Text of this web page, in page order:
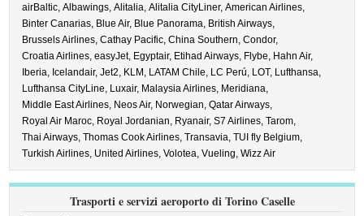
airBaltic,Albawings,Alitalia,Alitalia CityLiner,American Airlines,
Binter Canarias, Blue Air, Blue Panorama, British Airways,
Brussels Airlines,Cathay Pacific,China Southern,Condor,
Croatia Airlines,easyJet, Egyptair, Etihad Airways, Flybe, Hahn Air,
Iberia, Icelandair,Jet2, KLM, LATAM Chile, LC Perú, LOT, Lufthansa,
Lufthansa CityLine, Luxair, Malaysia Airlines, Meridiana,
Middle East Airlines, Neos Air, Norwegian,Qatar Airways,
Royal Air Maroc, Royal Jordanian, Ryanair,S7 Airlines,Tarom,
Thai Airways,Thomas Cook Airlines,Transavia,TUI fly Belgium,
Turkish Airlines, United Airlines,Volotea,Vueling,Wizz Air
Trasporti e servizi aeroporto di Torino Caselle